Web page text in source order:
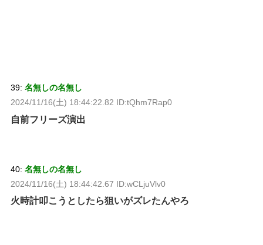
39: 名無しの名無し
2024/11/16(土) 18:44:22.82 ID:tQhm7Rap0
自前フリーズ演出
40: 名無しの名無し
2024/11/16(土) 18:44:42.67 ID:wCLjuVlv0
火時計叩こうとしたら狙いがズレたんやろ